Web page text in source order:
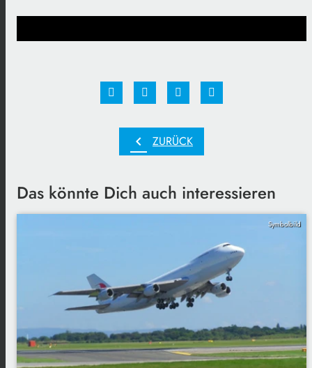
chevron_left ZURÜCK
Das könnte Dich auch interessieren
Symbolbild